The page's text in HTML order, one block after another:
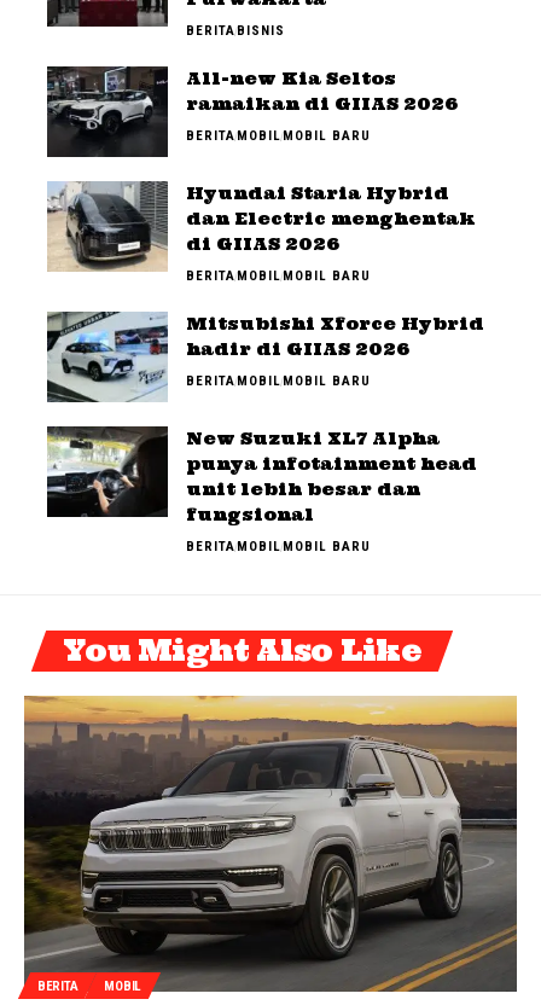
BERITABISNIS
All-new Kia Seltos
ramaikan di GIIAS 2026
BERITAMOBILMOBIL BARU
Hyundai Staria Hybrid
dan Electric menghentak
di GIIAS 2026
BERITAMOBILMOBIL BARU
Mitsubishi Xforce Hybrid
hadir di GIIAS 2026
BERITAMOBILMOBIL BARU
New Suzuki XL7 Alpha
punya infotainment head
unit lebih besar dan
fungsional
BERITAMOBILMOBIL BARU
You Might Also Like
BERITA MOBIL